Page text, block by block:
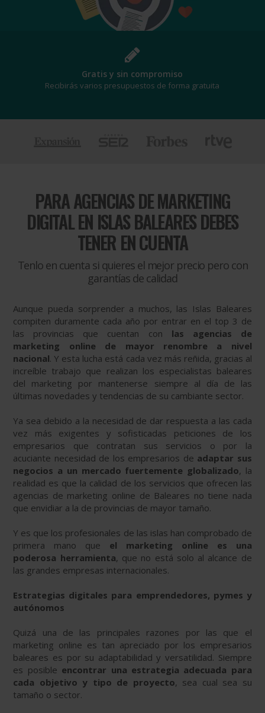
¡Al mejor precio!
Te beneficiarás de los mejores descuentos
PARAAGENCIAS DE MARKETING
DIGITAL EN ISLAS BALEARES DEBES
TENER EN CUENTA
Tenlo en cuenta si quieres el mejor precio pero con
garantías de calidad
Aunque pueda sorprender a muchos, las Islas Baleares
compiten duramente cada año por entrar en el top 3 de
las provincias que cuentan con las agencias de
marketing online de mayor renombre a nivel
nacional. Y esta lucha está cada vez más reñida, gracias al
increíble trabajo que realizan los especialistas baleares
del marketing por mantenerse siempre al día de las
últimas novedades y tendencias de su cambiante sector.
Ya sea debido a la necesidad de dar respuesta a las cada
vez más exigentes y sofisticadas peticiones de los
empresarios que contratan sus servicios o por la
acuciante necesidad de los empresarios de adaptar sus
negocios a un mercado fuertemente globalizado, la
realidad es que la calidad de los servicios que ofrecen las
agencias de marketing online de Baleares no tiene nada
que envidiar a la de provincias de mayor tamaño.
Y es que los profesionales de las islas han comprobado de
primera mano que el marketing online es una
poderosa herramienta, que no está solo al alcance de
las grandes empresas internacionales.
Estrategias digitales para emprendedores, pymes y
autónomos
Quizá una de las principales razones por las que el
marketing online es tan apreciado por los empresarios
baleares es por su adaptabilidad y versatilidad. Siempre
es posible encontrar una estrategia adecuada para
cada objetivo y tipo de proyecto, sea cual sea su
tamaño o sector.